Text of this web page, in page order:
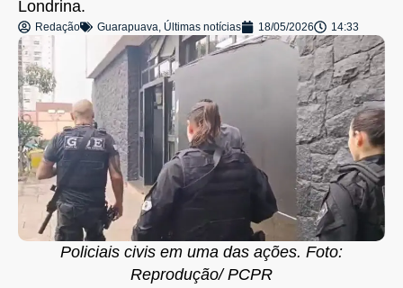
Londrina.
Redação Guarapuava, Últimas notícias 18/05/2026 14:33
Policiais civis em uma das ações. Foto:
Reprodução/ PCPR